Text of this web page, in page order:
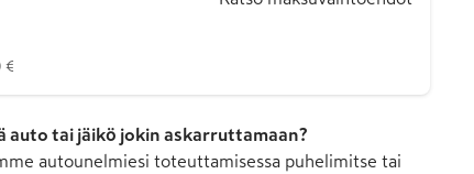
€
auto tai jäikö jokin askarruttamaan?
autounelmiesi toteuttamisessa puhelimitse tai